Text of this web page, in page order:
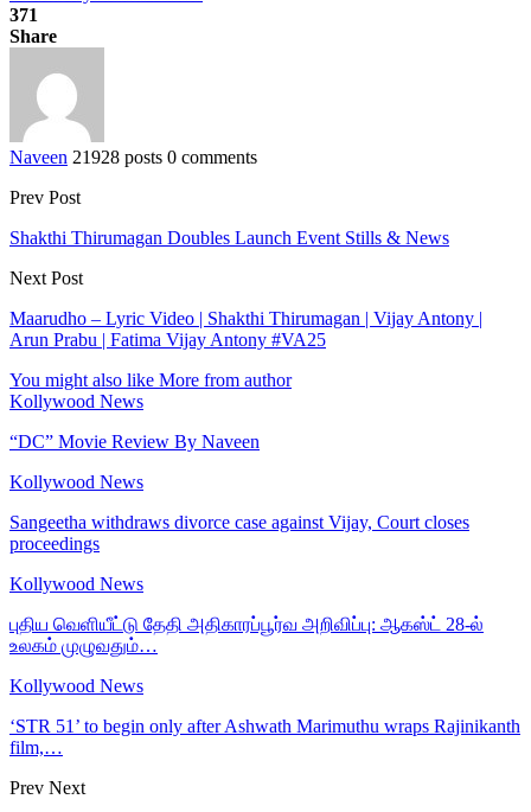
371
Share
Naveen 21928 posts 0 comments
Prev Post
Shakthi Thirumagan Doubles Launch Event Stills & News
Next Post
Maarudho – Lyric Video | Shakthi Thirumagan | Vijay Antony |
Arun Prabu | Fatima Vijay Antony #VA25
You might also like More from author
Kollywood News
“DC” Movie Review By Naveen
Kollywood News
Sangeetha withdraws divorce case against Vijay, Court closes
proceedings
Kollywood News
புதிய வெளியீட்டு தேதி அதிகாரப்பூர்வ அறிவிப்பு: ஆகஸ்ட் 28-ல்
உலகம் முழுவதும்…
Kollywood News
‘STR 51’ to begin only after Ashwath Marimuthu wraps Rajinikanth
film,…
Prev Next